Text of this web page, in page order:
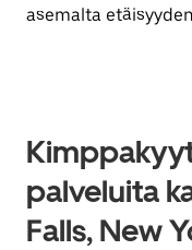
asemalta
palveluita
Falls, New